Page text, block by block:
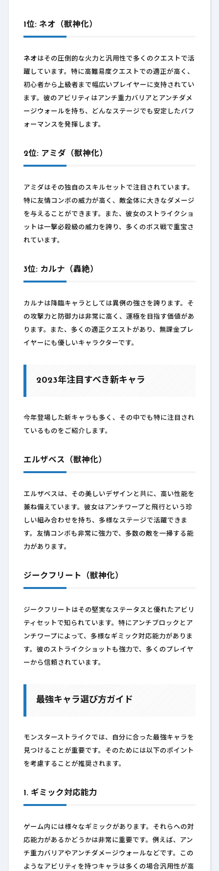
1位: ネオ（獣神化）
ネオはその圧倒的な火力と汎用性で多くのクエストで活
躍しています。特に高難易度クエストでの適正が高く、
初心者から上級者まで幅広いプレイヤーに支持されてい
ます。彼のアビリティはアンチ重力バリアとアンチダメ
ージウォールを持ち、どんなステージでも安定したパフ
ォーマンスを発揮します。
2位: アミダ（獣神化）
アミダはその独自のスキルセットで注目されています。
特に友情コンボの威力が高く、敵全体に大きなダメージ
を与えることができます。また、彼女のストライクショ
ットは一撃必殺級の威力を誇り、多くのボス戦で重宝さ
れています。
3位: カルナ（轟絶）
カルナは降臨キャラとしては異例の強さを誇ります。そ
の攻撃力と防御力は非常に高く、運極を目指す価値があ
ります。また、多くの適正クエストがあり、無課金プレ
イヤーにも優しいキャラクターです。
2023年注目すべき新キャラ
今年登場した新キャラも多く、その中でも特に注目され
ているものをご紹介します。
エルザベス（獣神化）
エルザベスは、その美しいデザインと共に、高い性能を
兼ね備えています。彼女はアンチワープと飛行という珍
しい組み合わせを持ち、多様なステージで活躍できま
す。友情コンボも非常に強力で、多数の敵を一掃する能
力があります。
ジークフリート（獣神化）
ジークフリートはその堅実なステータスと優れたアビリ
ティセットで知られています。特にアンチブロックとア
ンチワープによって、多様なギミック対応能力がありま
す。彼のストライクショットも強力で、多くのプレイヤ
ーから信頼されています。
最強キャラ選び方ガイド
モンスターストライクでは、自分に合った最強キャラを
見つけることが重要です。そのためには以下のポイント
を考慮することが推奨されます。
1. ギミック対応能力
ゲーム内には様々なギミックがあります。それらへの対
応能力があるかどうかは非常に重要です。例えば、アン
チ重力バリアやアンチダメージウォールなどです。この
ようなアビリティを持つキャラは多くの場合汎用性が高